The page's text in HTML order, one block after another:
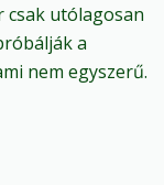
csak utólagosan
a
nem egyszerű.